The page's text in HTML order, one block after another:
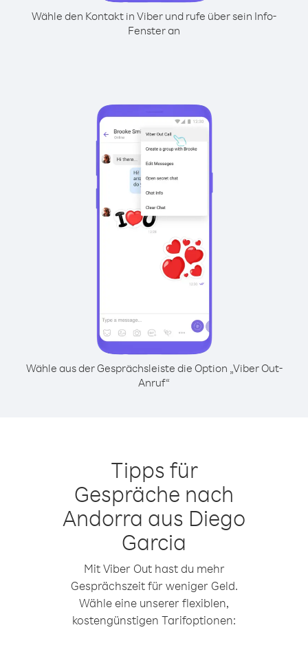
Wähle den Kontakt in Viber und rufe über sein Info-
Fenster an
Wähle aus der Gesprächsleiste die Option „Viber Out-
Anruf“
Tipps für
Gespräche nach
Andorra aus Diego
Garcia
Mit Viber Out hast du mehr
Gesprächszeit für weniger Geld.
Wähle eine unserer flexiblen,
kostengünstigen Tarifoptionen: